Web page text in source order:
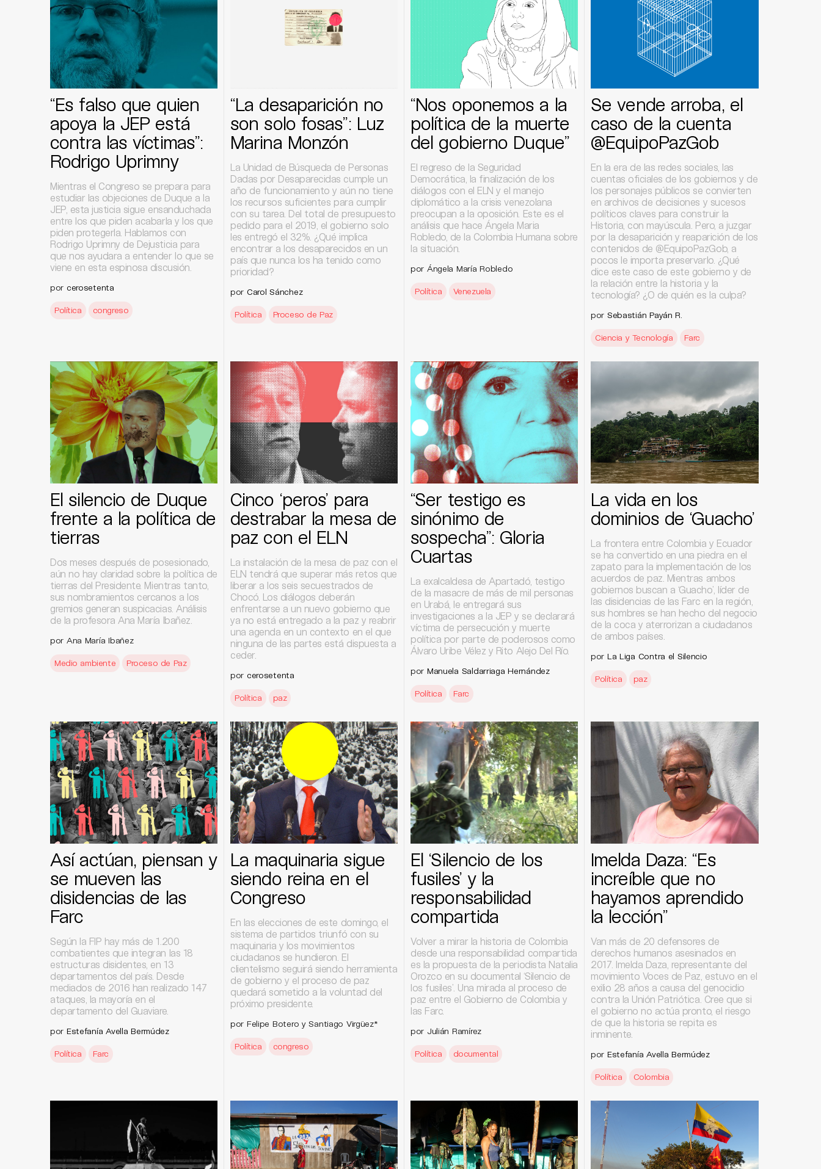
“Es falso que quien
apoya la JEP está
contra las víctimas”:
Rodrigo Uprimny
Mientras el Congreso se prepara para
estudiar las objeciones de Duque a la
JEP, esta justicia sigue ensanduchada
entre los que piden acabarla y los que
piden protegerla. Hablamos con
Rodrigo Uprimny de Dejusticia para
que nos ayudara a entender lo que se
viene en esta espinosa discusión.
por cerosetenta
Política congreso
“La desaparición no
son solo fosas”: Luz
Marina Monzón
La Unidad de Búsqueda de Personas
Dadas por Desaparecidas cumple un
año de funcionamiento y aún no tiene
los recursos suficientes para cumplir
con su tarea. Del total de presupuesto
pedido para el 2019, el gobierno solo
les entregó el 32%. ¿Qué implica
encontrar a los desaparecidos en un
país que nunca los ha tenido como
prioridad?
por Carol Sánchez
Política Proceso de Paz
“Nos oponemos a la
política de la muerte
del gobierno Duque”
El regreso de la Seguridad
Democrática, la finalización de los
diálogos con el ELN y el manejo
diplomático a la crisis venezolana
preocupan a la oposición. Este es el
análisis que hace Ángela Maria
Robledo, de la Colombia Humana sobre
la situación.
por Ángela María Robledo
Política Venezuela
Se vende arroba, el
caso de la cuenta
@EquipoPazGob
En la era de las redes sociales, las
cuentas oficiales de los gobiernos y de
los personajes públicos se convierten
en archivos de decisiones y sucesos
políticos claves para construir la
Historia, con mayúscula. Pero, a juzgar
por la desaparición y reaparición de los
contenidos de @EquipoPazGob, a
pocos le importa preservarlo. ¿Qué
dice este caso de este gobierno y de
la relación entre la historia y la
tecnología? ¿O de quién es la culpa?
por Sebastián Payán R.
Ciencia y Tecnología Farc
El silencio de Duque
frente a la política de
tierras
Dos meses después de posesionado,
aún no hay claridad sobre la política de
tierras del Presidente. Mientras tanto,
sus nombramientos cercanos a los
gremios generan suspicacias. Análisis
de la profesora Ana María Ibañez.
por Ana María Ibañez
Medio ambiente Proceso de Paz
Cinco ‘peros’ para
destrabar la mesa de
paz con el ELN
La instalación de la mesa de paz con el
ELN tendrá que superar más retos que
liberar a los seis secuestrados de
Chocó. Los diálogos deberán
enfrentarse a un nuevo gobierno que
ya no está entregado a la paz y reabrir
una agenda en un contexto en el que
ninguna de las partes está dispuesta a
ceder.
por cerosetenta
Política paz
“Ser testigo es
sinónimo de
sospecha”: Gloria
Cuartas
La exalcaldesa de Apartadó, testigo
de la masacre de más de mil personas
en Urabá, le entregará sus
investigaciones a la JEP y se declarará
víctima de persecución y muerte
política por parte de poderosos como
Álvaro Uribe Vélez y Rito Alejo Del Río.
por Manuela Saldarriaga Hernández
Política Farc
La vida en los
dominios de ‘Guacho’
La frontera entre Colombia y Ecuador
se ha convertido en una piedra en el
zapato para la implementación de los
acuerdos de paz. Mientras ambos
gobiernos buscan a ‘Guacho’, líder de
las disidencias de las Farc en la región,
sus hombres se han hecho del negocio
de la coca y aterrorizan a ciudadanos
de ambos países.
por La Liga Contra el Silencio
Política paz
Así actúan, piensan y
se mueven las
disidencias de las
Farc
Según la FIP hay más de 1.200
combatientes que integran las 18
estructuras disidentes, en 13
departamentos del país. Desde
mediados de 2016 han realizado 147
ataques, la mayoría en el
departamento del Guaviare.
por Estefanía Avella Bermúdez
Política Farc
La maquinaria sigue
siendo reina en el
Congreso
En las elecciones de este domingo, el
sistema de partidos triunfó con su
maquinaria y los movimientos
ciudadanos se hundieron. El
clientelismo seguirá siendo herramienta
de gobierno y el proceso de paz
quedará sometido a la voluntad del
próximo presidente.
por Felipe Botero y Santiago Virgüez*
Política congreso
El ‘Silencio de los
fusiles’ y la
responsabilidad
compartida
Volver a mirar la historia de Colombia
desde una responsabilidad compartida
es la propuesta de la periodista Natalia
Orozco en su documental ‘Silencio de
los fusiles’. Una mirada al proceso de
paz entre el Gobierno de Colombia y
las Farc.
por Julián Ramírez
Política documental
Imelda Daza: “Es
increíble que no
hayamos aprendido
la lección”
Van más de 20 defensores de
derechos humanos asesinados en
2017. Imelda Daza, representante del
movimiento Voces de Paz, estuvo en el
exilio 28 años a causa del genocidio
contra la Unión Patriótica. Cree que si
el gobierno no actúa pronto, el riesgo
de que la historia se repita es
inminente.
por Estefanía Avella Bermúdez
Política Colombia